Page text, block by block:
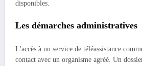
disponibles.
Les démarches administratives
L'accès à un service de téléassistance
contact avec un organisme agréé. Un